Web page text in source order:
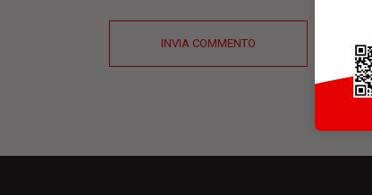
INVIA COMMENTO